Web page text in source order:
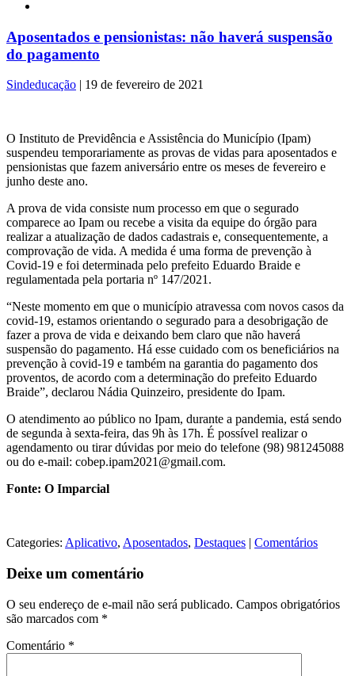
Aposentados e pensionistas: não haverá suspensão
do pagamento
Sindeducação | 19 de fevereiro de 2021
O Instituto de Previdência e Assistência do Município (Ipam)
suspendeu temporariamente as provas de vidas para aposentados e
pensionistas que fazem aniversário entre os meses de fevereiro e
junho deste ano.
A prova de vida consiste num processo em que o segurado
comparece ao Ipam ou recebe a visita da equipe do órgão para
realizar a atualização de dados cadastrais e, consequentemente, a
comprovação de vida. A medida é uma forma de prevenção à
Covid-19 e foi determinada pelo prefeito Eduardo Braide e
regulamentada pela portaria nº 147/2021.
“Neste momento em que o município atravessa com novos casos da
covid-19, estamos orientando o segurado para a desobrigação de
fazer a prova de vida e deixando bem claro que não haverá
suspensão do pagamento. Há esse cuidado com os beneficiários na
prevenção à covid-19 e também na garantia do pagamento dos
proventos, de acordo com a determinação do prefeito Eduardo
Braide”, declarou Nádia Quinzeiro, presidente do Ipam.
O atendimento ao público no Ipam, durante a pandemia, está sendo
de segunda à sexta-feira, das 9h às 17h. É possível realizar o
agendamento ou tirar dúvidas por meio do telefone (98) 981245088
ou do e-mail: cobep.ipam2021@gmail.com.
Fonte: O Imparcial
Categories: Aplicativo, Aposentados, Destaques | Comentários
Deixe um comentário
O seu endereço de e-mail não será publicado. Campos obrigatórios
são marcados com *
Comentário *